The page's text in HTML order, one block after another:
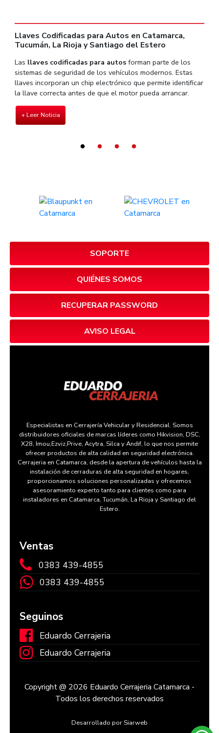
Llaves Codificadas para Autos en Catamarca,
Tucumán, La Rioja y Santiago del Estero
Las llaves codificadas para autos forman parte de los
sistemas de seguridad de los vehículos modernos. Estas
llaves incorporan un chip electrónico que permite identificar
la llave correcta antes de que el motor pueda arrancar.
+ Leer Noticia
SOPORTE
QUIÉNES SOMOS
RECUPERAR PASSWORD
AVISO LEGAL
Especialistas en Cerrajería Vehicular y Residencial. Somos
distribuidores oficiales de marcas líderes como Hikvision, DSC,
X28, Imou,Ezviz,Prive, Acytra, Silca y Andif, lo que nos permite
ofrecer productos de alta calidad en seguridad electrónica.
Cerrajeria en Catamarca, desde la apertura de vehículos hasta la
instalación de cerraduras de alta seguridad en hogares,
proporcionamos soluciones personalizadas y ofrecemos
asesoramiento experto tanto para clientes como para
instaladores en Catamarca, Tucumán, La Rioja y Santiago del
Estero.
Ventas
0383 439-4855
0383 439-4855
Seguinos
Eduardo Cerrajeria
Eduardo Cerrajeria
Copyright @ 2026 Eduardo Cerrajeria Catamarca -
Todos los derechos reservados
Desarrollado por Siarweb